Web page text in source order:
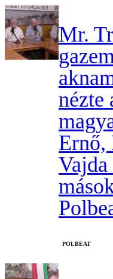
Mr.
nézte
Ernő,
‎POLBEAT